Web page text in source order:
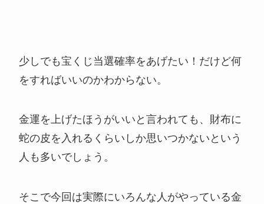
少しでも宝くじ当選確率をあげたい！だけど何
をすればいいのかわからない。
金運を上げたほうがいいと言われても、財布に
蛇の皮を入れるくらいしか思いつかないという
人も多いでしょう。
そこで今回は実際にいろんな人がやっている金